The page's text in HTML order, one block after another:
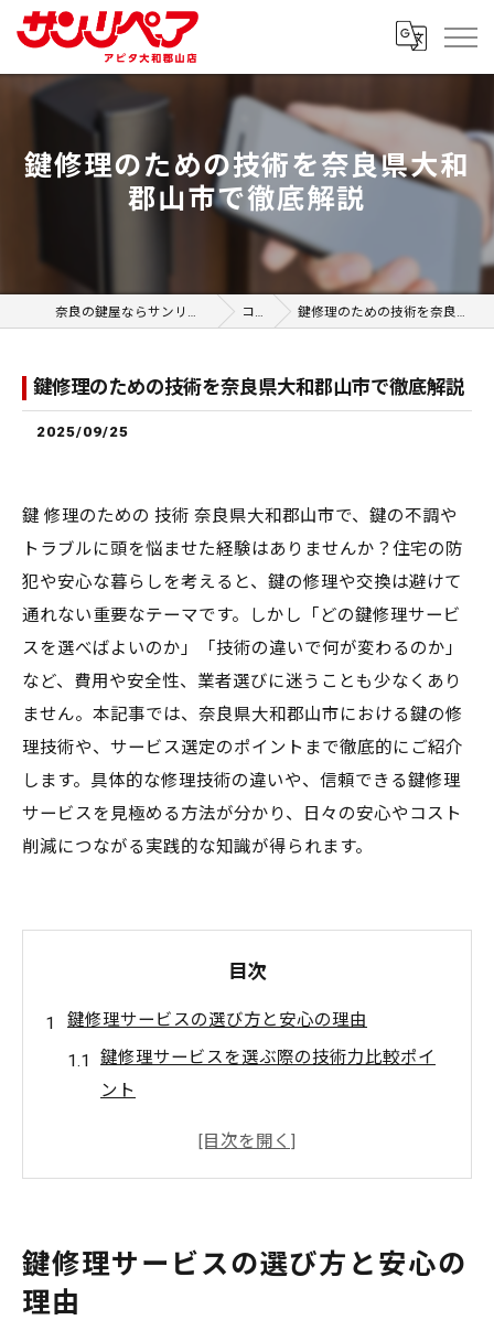
鍵修理のための技術を奈良県大和
郡山市で徹底解説
奈良の鍵屋ならサンリペア アピタ大和郡山店 コラム 鍵修理のための技術を奈良県大和郡山市で徹底解説
鍵修理のための技術を奈良県大和郡山市で徹底解説
2025/09/25
鍵 修理のための 技術 奈良県大和郡山市で、鍵の不調や
トラブルに頭を悩ませた経験はありませんか？住宅の防
犯や安心な暮らしを考えると、鍵の修理や交換は避けて
通れない重要なテーマです。しかし「どの鍵修理サービ
スを選べばよいのか」「技術の違いで何が変わるのか」
など、費用や安全性、業者選びに迷うことも少なくあり
ません。本記事では、奈良県大和郡山市における鍵の修
理技術や、サービス選定のポイントまで徹底的にご紹介
します。具体的な修理技術の違いや、信頼できる鍵修理
サービスを見極める方法が分かり、日々の安心やコスト
削減につながる実践的な知識が得られます。
目次
鍵修理サービスの選び方と安心の理由
鍵修理サービスを選ぶ際の技術力比較ポイ
ント
安心感を生む鍵修理サービスの対応姿勢と
技術の違いが生む鍵修理サービスの満足度
鍵修理サービスの選び方と安心の
理由